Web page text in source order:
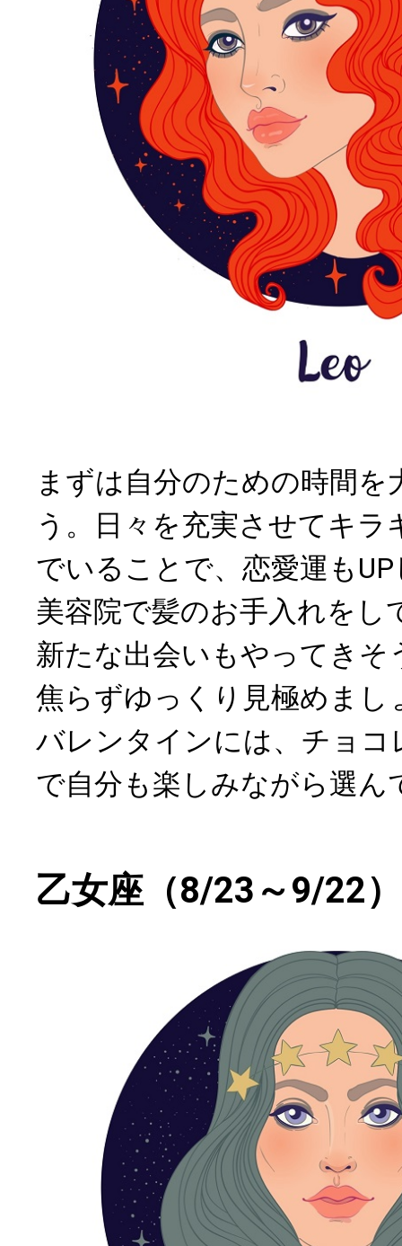
まずは自分のための時間を
う。日々を充実させてキラ
でいることで、恋愛運も
美容院で髪のお手入れを
新たな出会いもやってきそ
焦らずゆっくり見極めまし
バレンタインには、チョコ
で自分も楽しみながら選ん
乙女座（8/23～9/22）